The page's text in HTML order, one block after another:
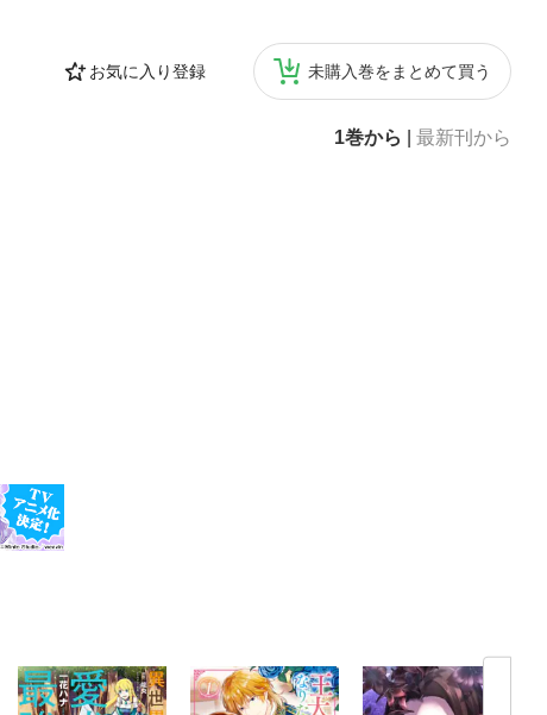
お気に入り登録 未購入巻をまとめて買う
1巻から 最新刊から